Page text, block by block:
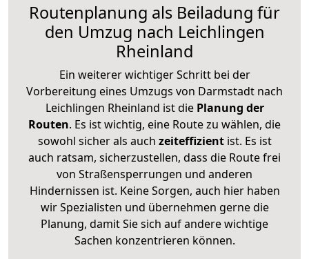
Routenplanung als Beiladung für
den Umzug nach Leichlingen
Rheinland
Ein weiterer wichtiger Schritt bei der
Vorbereitung eines Umzugs von Darmstadt nach
Leichlingen Rheinland ist diePlanung der
Routen. Es ist wichtig, eine Route zu wählen, die
sowohl sicher als auch zeiteffizientist. Es ist
auch ratsam, sicherzustellen, dass die Route frei
von Straßensperrungen und anderen
Hindernissen ist. Keine Sorgen, auch hier haben
wir Spezialisten und übernehmen gerne die
Planung, damit Sie sich auf andere wichtige
Sachen konzentrieren können.